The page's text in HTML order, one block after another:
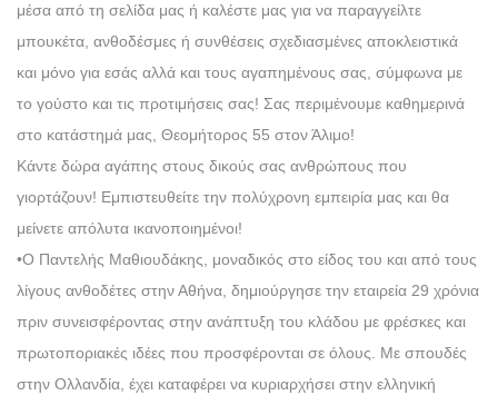
μέσα από τη σελίδα μας ή καλέστε μας για να παραγγείλτε
μπουκέτα, ανθοδέσμες ή συνθέσεις σχεδιασμένες αποκλειστικά
και μόνο για εσάς αλλά και τους αγαπημένους σας, σύμφωνα με
το γούστο και τις προτιμήσεις σας! Σας περιμένουμε καθημερινά
στο κατάστημά μας, Θεομήτορος 55 στον Άλιμο!
Κάντε δώρα αγάπης στους δικούς σας ανθρώπους που
γιορτάζουν! Εμπιστευθείτε την πολύχρονη εμπειρία μας και θα
μείνετε απόλυτα ικανοποιημένοι!
•Ο Παντελής Μαθιουδάκης, μοναδικός στο είδος του και από τους
λίγους ανθοδέτες στην Αθήνα, δημιούργησε την εταιρεία 29 χρόνια
πριν συνεισφέροντας στην ανάπτυξη του κλάδου με φρέσκες και
πρωτοποριακές ιδέες που προσφέρονται σε όλους. Με σπουδές
στην Ολλανδία, έχει καταφέρει να κυριαρχήσει στην ελληνική